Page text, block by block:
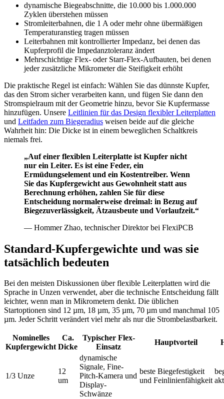
dynamische Biegeabschnitte, die 10.000 bis 1.000.000
Zyklen überstehen müssen
Stromleiterbahnen, die 1 A oder mehr ohne übermäßigen
Temperaturanstieg tragen müssen
Leiterbahnen mit kontrollierter Impedanz, bei denen das
Kupferprofil die Impedanztoleranz ändert
Mehrschichtige Flex- oder Starr-Flex-Aufbauten, bei denen
jeder zusätzliche Mikrometer die Steifigkeit erhöht
Die praktische Regel ist einfach: Wählen Sie das dünnste Kupfer,
das den Strom sicher verarbeiten kann, und fügen Sie dann den
Stromspielraum mit der Geometrie hinzu, bevor Sie Kupfermasse
hinzufügen. Unsere Leitlinien für das Design flexibler Leiterplatten
und Leitfaden zum Biegeradius weisen beide auf die gleiche
Wahrheit hin: Die Dicke ist in einem beweglichen Schaltkreis
niemals frei.
„Auf einer flexiblen Leiterplatte ist Kupfer nicht
nur ein Leiter. Es ist eine Feder, ein
Ermüdungselement und ein Kostentreiber. Wenn
Sie das Kupfergewicht aus Gewohnheit statt aus
Berechnung erhöhen, zahlen Sie für diese
Entscheidung normalerweise dreimal: in Bezug auf
Biegezuverlässigkeit, Ätzausbeute und Vorlaufzeit.“
— Hommer Zhao, technischer Direktor bei FlexiPCB
Standard-Kupfergewichte und was sie
tatsächlich bedeuten
Bei den meisten Diskussionen über flexible Leiterplatten wird die
Sprache in Unzen verwendet, aber die technische Entscheidung fällt
leichter, wenn man in Mikrometern denkt. Die üblichen
Startoptionen sind 12 µm, 18 µm, 35 µm, 70 µm und manchmal 105
µm. Jeder Schritt verändert viel mehr als nur die Strombelastbarkeit.
Nominelles
Kupfergewicht
Ca.
Dicke
Typischer Flex-
Einsatz
Hauptvorteil
1/3 Unze
12
um
dynamische
Signale, Fine-
Pitch-Kamera und
Display-
Schwänze
beste Biegefestigkeit
und Feinlinienfähigkeit